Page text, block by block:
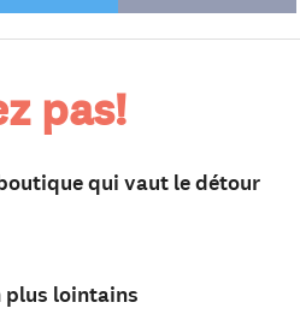
pas!
qui vaut le détour
plus lointains